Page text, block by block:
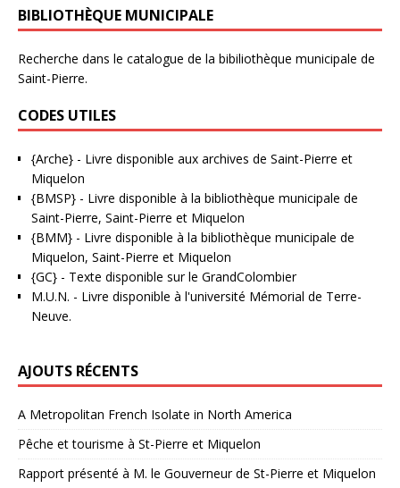
BIBLIOTHÈQUE MUNICIPALE
Recherche dans le catalogue de la bibiliothèque municipale de
Saint-Pierre.
CODES UTILES
{Arche} - Livre disponible aux archives de Saint-Pierre et
Miquelon
{BMSP} - Livre disponible à la bibliothèque municipale de
Saint-Pierre, Saint-Pierre et Miquelon
{BMM} - Livre disponible à la bibliothèque municipale de
Miquelon, Saint-Pierre et Miquelon
{GC} - Texte disponible sur le GrandColombier
M.U.N. - Livre disponible à l'université Mémorial de Terre-
Neuve.
AJOUTS RÉCENTS
A Metropolitan French Isolate in North America
Pêche et tourisme à St-Pierre et Miquelon
Rapport présenté à M. le Gouverneur de St-Pierre et Miquelon